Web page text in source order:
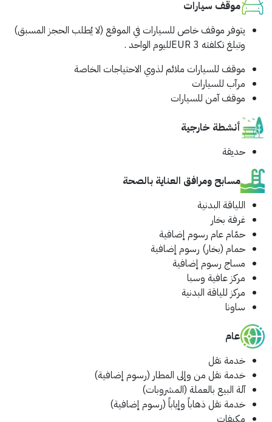
موقف سيارات
يتوفر موقف خاص للسيارات في الموقع (لا يُطلب الحجز المسبق)
وتبلغ تكلفته EUR 3لليوم الواحد .
موقف للسيارات ملائم لذوي الاحتياجات الخاصة
مرآب للسيارات
موقف آمن للسيارات
أنشطة خارجية
حديقة
مسابح ومرافق العناية بالصحة
اللياقة البدنية
غرفة بخار
حمّام عام رسوم إضافية
حمام (بخار) رسوم إضافية
مساج رسوم إضافية
مركز عافية وسبا
مركز للياقة البدنية
ساونا
عام
خدمة نقل
خدمة نقل من وإلى المطار (رسوم إضافية)
آلة البيع بالعملة (المشروبات)
خدمة نقل ذهاباً وإياباً (رسوم إضافية)
مكيفات